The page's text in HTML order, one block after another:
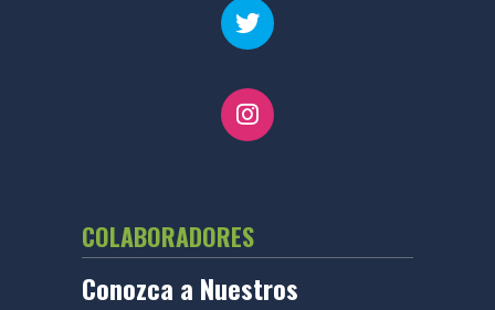
COLABORADORES
Conozca a Nuestros